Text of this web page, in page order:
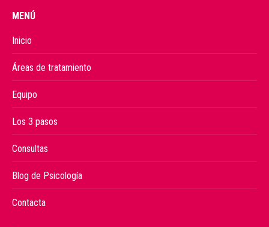
MENÚ
Inicio
Áreas de tratamiento
Equipo
Los 3 pasos
Consultas
Blog de Psicología
Contacta